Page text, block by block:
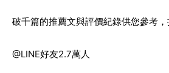
破千篇的推薦文與評價紀錄供您參考
@LINE好友2.7萬人